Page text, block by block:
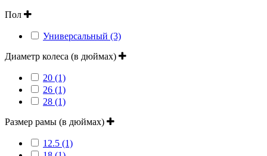
Пол
Универсальный (3)
Диаметр колеса (в дюймах)
20 (1)
26 (1)
28 (1)
Размер рамы (в дюймах)
12.5 (1)